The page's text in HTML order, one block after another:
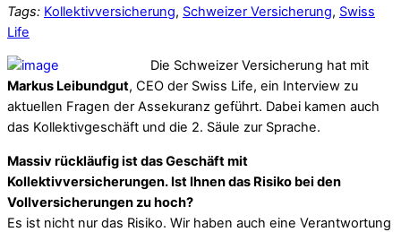
Tags: Kollektivversicherung, Schweizer Versicherung, Swiss
Life
Die Schweizer Versicherung hat mit
Markus Leibundgut, CEO der Swiss Life, ein Interview zu
aktuellen Fragen der Assekuranz geführt. Dabei kamen auch
das Kollektivgeschäft und die 2. Säule zur Sprache.
Massiv rückläufig ist das Geschäft mit
Kollektivversicherungen. Ist Ihnen das Risiko bei den
Vollversicherungen zu hoch?
Es ist nicht nur das Risiko. Wir haben auch eine Verantwortung